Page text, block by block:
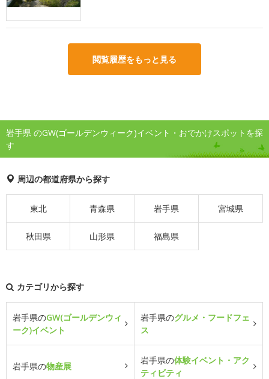
閲覧履歴をもっと見る
岩手県 のGW(ゴールデンウィーク)イベント・おでかけスポットを探
す
周辺の都道府県から探す
東北 青森県 岩手県 宮城県
秋田県 山形県 福島県
カテゴリから探す
岩手県のGW(ゴールデンウィ
ーク)イベント
岩手県のグルメ・フードフェ
ス
岩手県の物産展
岩手県の体験イベント・アク
ティビティ